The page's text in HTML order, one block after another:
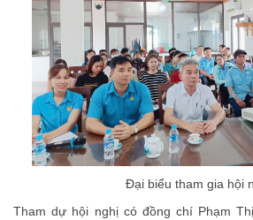
Đại biểu tham gia hội
Tham dự hội nghị có đồng chí Phạm